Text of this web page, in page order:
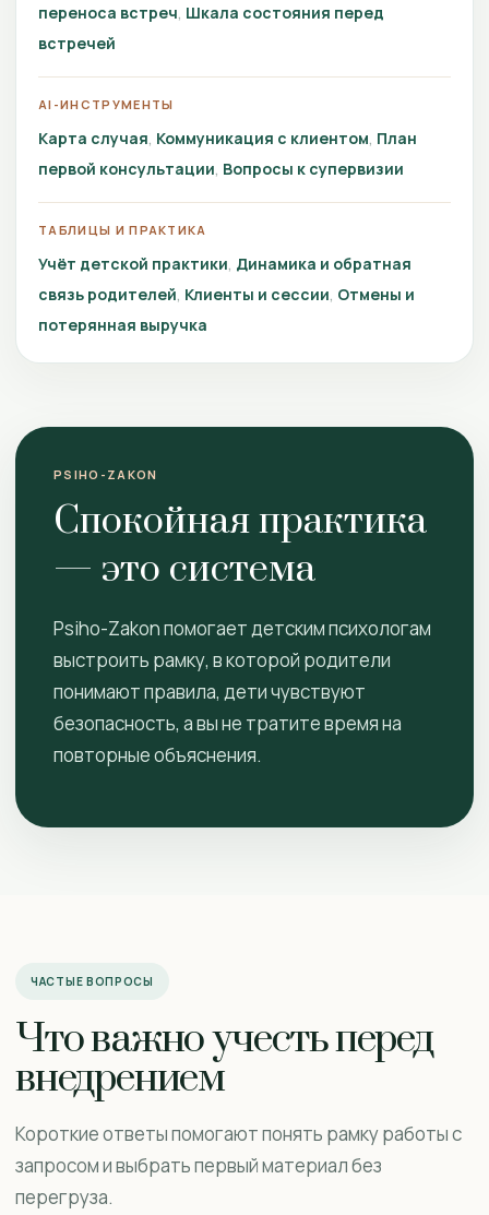
переноса встреч Шкала состояния перед
встречей
AI-ИНСТРУМЕНТЫ
Карта случая Коммуникация с клиентом План
первой консультации Вопросы к супервизии
ТАБЛИЦЫ И ПРАКТИКА
Учёт детской практики Динамика и обратная
связь родителей Клиенты и сессии Отмены и
потерянная выручка
PSIHO-ZAKON
Спокойная практика
— это система
Psiho-Zakon помогает детским психологам
выстроить рамку, в которой родители
понимают правила, дети чувствуют
безопасность, а вы не тратите время на
повторные объяснения.
ЧАСТЫЕ ВОПРОСЫ
Что важно учесть перед
внедрением
Короткие ответы помогают понять рамку работы с
запросом и выбрать первый материал без
перегруза.